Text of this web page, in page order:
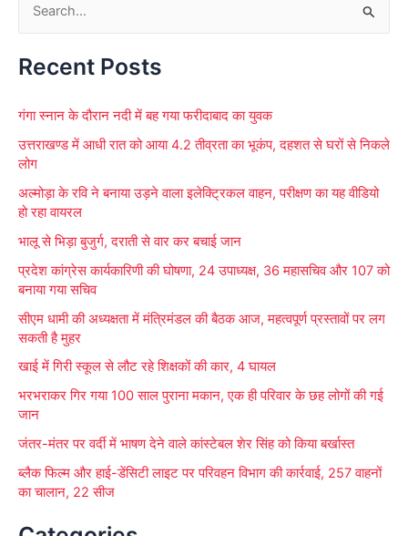
a
c
h
f
o
Recent Posts
गंगा स्नान के दौरान नदी में बह गया फरीदाबाद का युवक
उत्तराखण्ड में आधी रात को आया 4.2 तीव्रता का भूकंप, दहशत से घरों से निकले
लोग
अल्मोड़ा के रवि ने बनाया उड़ने वाला इलेक्ट्रिकल वाहन, परीक्षण का यह वीडियो
हो रहा वायरल
भालू से भिड़ा बुजुर्ग, दराती से वार कर बचाई जान
प्रदेश कांग्रेस कार्यकारिणी की घोषणा, 24 उपाध्यक्ष, 36 महासचिव और 107 को
बनाया गया सचिव
सीएम धामी की अध्यक्षता में मंत्रिमंडल की बैठक आज, महत्वपूर्ण प्रस्तावों पर लग
सकती है मुहर
खाई में गिरी स्कूल से लौट रहे शिक्षकों की कार, 4 घायल
भरभराकर गिर गया 100 साल पुराना मकान, एक ही परिवार के छह लोगों की गई
जान
जंतर-मंतर पर वर्दी में भाषण देने वाले कांस्टेबल शेर सिंह को किया बर्खास्त
ब्लैक फिल्म और हाई-डेंसिटी लाइट पर परिवहन विभाग की कार्रवाई, 257 वाहनों
का चालान, 22 सीज